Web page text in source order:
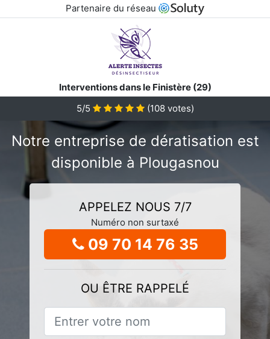
Partenaire du réseau
Interventions dans le Finistère (29)
5/5
(108votes)
Notre entreprise de dératisation est
disponible à Plougasnou
APPELEZ NOUS 7/7
Numéro non surtaxé
09 70 14 76 35
OU ÊTRE RAPPELÉ